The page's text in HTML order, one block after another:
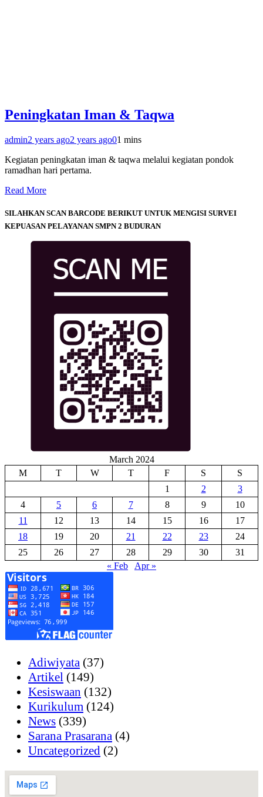
Peningkatan Iman & Taqwa
admin2 years ago2 years ago01 mins
Kegiatan peningkatan iman & taqwa melalui kegiatan pondok
ramadhan hari pertama.
Read More
SILAHKAN SCAN BARCODE BERIKUT UNTUK MENGISI SURVEI
KEPUASAN PELAYANAN SMPN 2 BUDURAN
March 2024
M
T W T F S
S
1
2
3
4
5 6 7 8 9
10
11
12 13 14 15 16
17
18
19 20 21 22 23
24
25
26 27 28 29 30
31
« Feb
Apr »
Adiwiyata (37)
Artikel (149)
Kesiswaan (132)
Kurikulum (124)
News (339)
Sarana Prasarana (4)
Uncategorized (2)